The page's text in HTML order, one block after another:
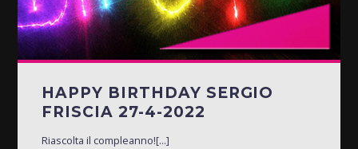
HAPPY BIRTHDAY SERGIO
FRISCIA 27-4-2022
Riascolta il compleanno![...]